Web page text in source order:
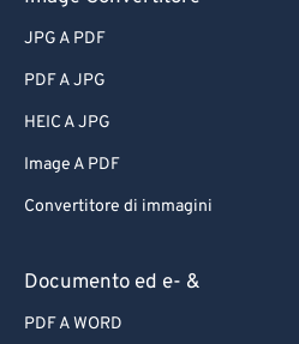
JPG A PDF
PDF A JPG
HEIC A JPG
Image A PDF
Convertitore di immagini
Documento ed e- &
PDF A WORD